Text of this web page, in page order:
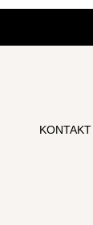
KONTAKT